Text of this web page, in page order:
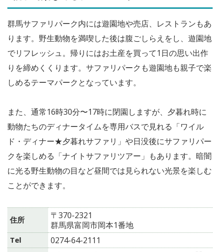
群馬サファリパーク内には遊園地や売店、レストランもあ
ります。野生動物を満喫した後は腹ごしらえをし、遊園地
でリフレッシュ。帰りにはお土産を買って1日の思い出作
りを締めくくります。サファリパークも遊園地も親子で楽
しめるテーマパークとなっています。
また、通常16時30分〜17時に閉園しますが、夕暮れ時に
動物たちのディナータイムを専用バスで見れる「ワイル
ド・ディナー★夕暮れサファリ」や日没後にサファリパー
クを楽しめる「ナイトサファリツアー」もあります。暗闇
に光る野生動物の目など昼間では見られない光景を楽しむ
ことができます。
住所
〒370-2321
群馬県富岡市岡本1番地
Tel 0274-64-2111